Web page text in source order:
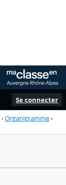
Se connecter
›Organigramme›